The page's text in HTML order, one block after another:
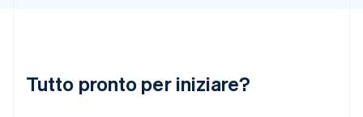
Tutto pronto per iniziare?
Lettonia
English